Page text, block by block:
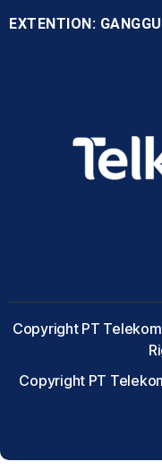
EXTENTION:
Copyright PT
Copyright PT